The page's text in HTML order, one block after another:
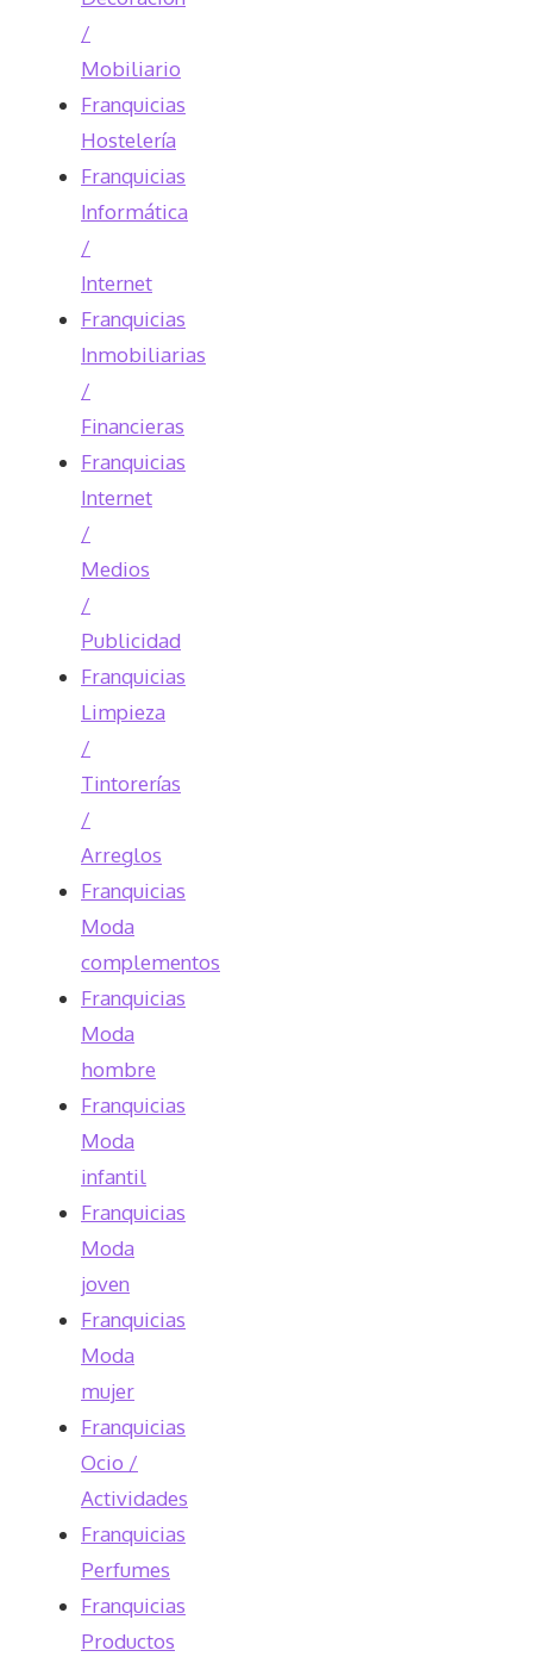
/
Mobiliario
Franquicias
Hostelería
Franquicias
Informática
/
Internet
Franquicias
Inmobiliarias
/
Financieras
Franquicias
Internet
/
Medios
/
Publicidad
Franquicias
Limpieza
/
Tintorerías
/
Arreglos
Franquicias
Moda
complementos
Franquicias
Moda
hombre
Franquicias
Moda
infantil
Franquicias
Moda
joven
Franquicias
Moda
mujer
Franquicias
Ocio /
Actividades
Franquicias
Perfumes
Franquicias
Productos